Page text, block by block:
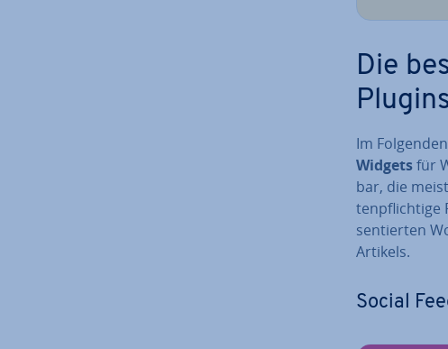
Die
Im
Widgetsfür
bar, die
ten­pflich­ti­ge
sen­tier­ten
Artikels.
Social